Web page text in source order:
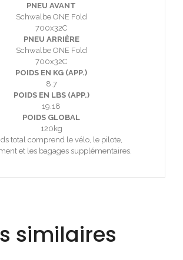
PNEU AVANT
Schwalbe ONE Fold
700x32C
PNEU ARRIÈRE
Schwalbe ONE Fold
700x32C
POIDS EN KG (APP.)
8.7
POIDS EN LBS (APP.)
19.18
POIDS GLOBAL
120kg
total comprend le vélo, le pilote,
et les bagages supplémentaires.
similaires